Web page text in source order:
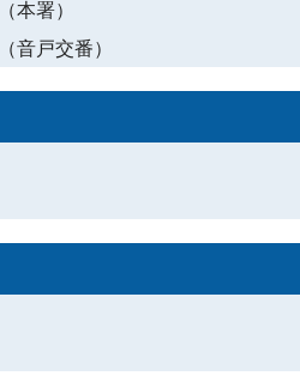
本署）
音戸交番）